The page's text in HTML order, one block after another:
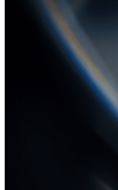
Projekt anfragen